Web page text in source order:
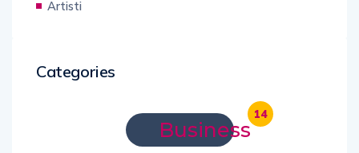
Artisti
Categories
Business
14